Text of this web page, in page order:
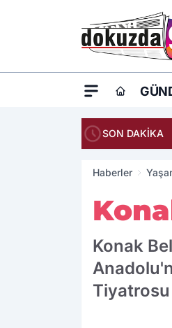
SON DAKİKA
Haberler
Konak